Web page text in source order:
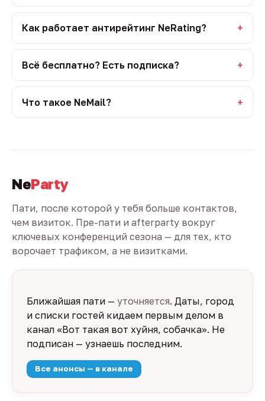
Как работает антирейтинг NeRating?
Всё бесплатно? Есть подписка?
Что такое NeMail?
NeParty
Пати, после которой у тебя больше контактов,
чем визиток. Пре-пати и afterparty вокруг
ключевых конференций сезона — для тех, кто
ворочает трафиком, а не визитками.
Ближайшая пати — уточняется. Даты, город
и списки гостей кидаем первым делом в
канал «Вот такая вот хуйня, собачка». Не
подписан — узнаешь последним.
Все анонсы — в канале